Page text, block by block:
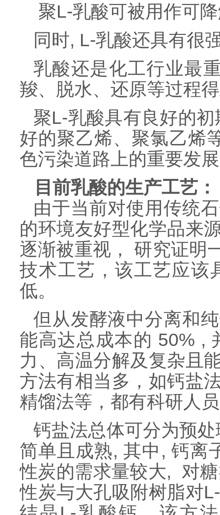
聚L-乳酸可被用作可
同时, L-乳酸还具有很
乳酸还是化工行业最
羧、脱水、还原等过程
聚L-乳酸具有良好的
好的聚乙烯、聚氯乙烯
色污染道路上的重要发
目前乳酸的生产工艺：
由于当前对使用传统
的环境友好型化学品来
逐渐被重视， 研究证明
技术工艺，该工艺应该
低。
但从发酵液中分离和
能高达总成本的 50% ,
力、高温分解及复杂且
方法有相当多，如钙盐
精馏法等，都有科研人
钙盐法总体可分为预
简单且成熟, 其中, 钙离
性炭的需求量较大, 对
性炭与大孔吸附树脂对L